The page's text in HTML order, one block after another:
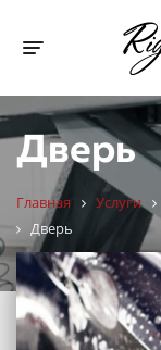
Toggle
Дверь
Главная Услуги
Дверь